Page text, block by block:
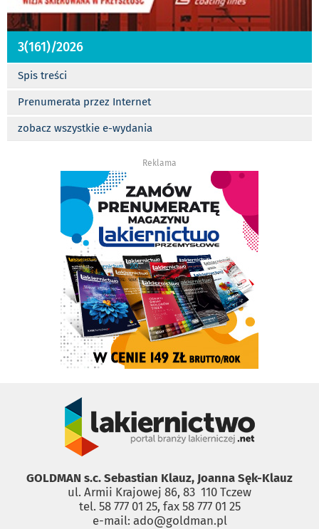
3(161)/2026
Spis treści
Prenumerata przez Internet
zobacz wszystkie e-wydania
Reklama
GOLDMAN s.c. Sebastian Klauz, Joanna Sęk-Klauz
ul. Armii Krajowej 86, 83 ­ 110 Tczew
tel. 58 777 01 25, fax 58 777 01 25
e-mail: ado@goldman.pl